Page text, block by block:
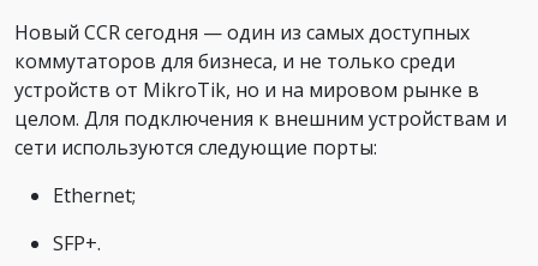
Новый CCR сегодня — один из самых доступных
коммутаторов для бизнеса, и не только среди
устройств от MikroTik, но и на мировом рынке в
целом. Для подключения к внешним устройствам и
сети используются следующие порты:
Ethernet;
SFP+.